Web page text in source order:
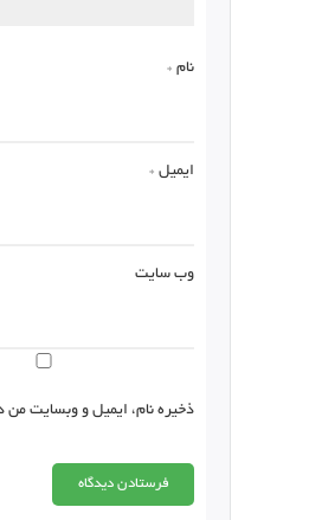
نام *
ایمیل *
وب‌ سایت
ذخیره نام، ایمیل و وبسایت من